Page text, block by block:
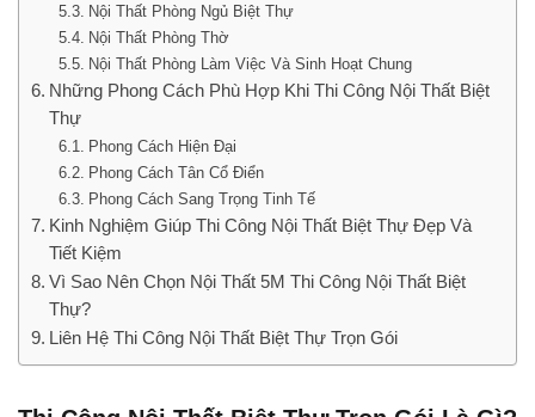
Nội Thất Phòng Ngủ Biệt Thự
Nội Thất Phòng Thờ
Nội Thất Phòng Làm Việc Và Sinh Hoạt Chung
Những Phong Cách Phù Hợp Khi Thi Công Nội Thất Biệt
Thự
Phong Cách Hiện Đại
Phong Cách Tân Cổ Điển
Phong Cách Sang Trọng Tinh Tế
Kinh Nghiệm Giúp Thi Công Nội Thất Biệt Thự Đẹp Và
Tiết Kiệm
Vì Sao Nên Chọn Nội Thất 5M Thi Công Nội Thất Biệt
Thự?
Liên Hệ Thi Công Nội Thất Biệt Thự Trọn Gói